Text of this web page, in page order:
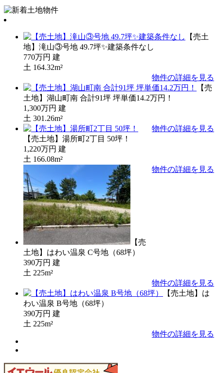
【売土
地】滝山③号地 49.7坪✨建築条件なし
770万円 建
土 164.32m²
物件の詳細を見る
【売
土地】湖山町南 合計91坪 坪単価14.2万円！
1,300万円 建
土 301.26m²
物件の詳細を見る
【売土地】湯所町2丁目 50坪！
1,220万円 建
土 166.08m²
物件の詳細を見る
【売
土地】はわい温泉 C号地（68坪）
390万円 建
土 225m²
物件の詳細を見る
【売土地】は
わい温泉 B号地（68坪）
390万円 建
土 225m²
物件の詳細を見る